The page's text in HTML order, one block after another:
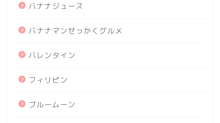
バナナジュース
バナナマンせっかくグルメ
バレンタイン
フィリピン
ブルームーン